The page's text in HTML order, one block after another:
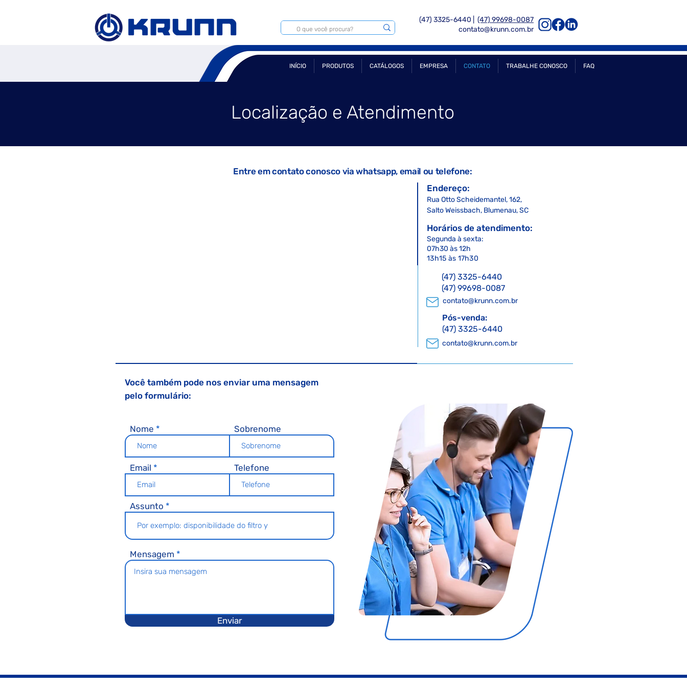
(47) 3325-6440 | (47) 99698-0087
contato@krunn.com.br
INÍCIO PRODUTOS CATÁLOGOS EMPRESA CONTATO TRABALHE CONOSCO FAQ
atendimento ao cliente
Localização e Atendimento
Entre em contato conosco via whatsapp, email ou telefone:
Endereço:
Rua Otto Scheidemantel, 162,
SaltoWeissbach, Blumenau, SC
Horários de atendimento:
Segunda à sexta:
07h30 às 12h
13h15 às 17h30
(47) 3325-6440
(47) 99698-0087
contato@krunn.com.br
Pós-venda:
(47) 3325-6440
contato@krunn.com.br
Você também pode nos enviar uma mensagem
pelo formulário:
Nome Sobrenome
Email Telefone
Assunto
Mensagem
Enviar